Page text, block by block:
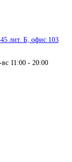
лит. Б, офис 103
11:00 - 20:00